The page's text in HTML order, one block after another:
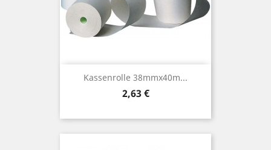
Kassenrolle 38mmx40m...
Preis
2,63 €